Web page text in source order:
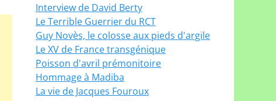
Interview de David Berty
Le Terrible Guerrier du RCT
Guy Novès, le colosse aux pieds d'argile
Le XV de France transgénique
Poisson d'avril prémonitoire
Hommage à Madiba
La vie de Jacques Fouroux